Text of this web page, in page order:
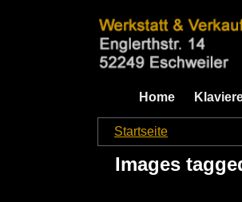
Home
Startseite
Images